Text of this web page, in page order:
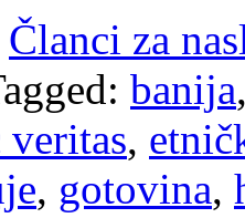
Članci za
banija
veritas,
, gotovina,